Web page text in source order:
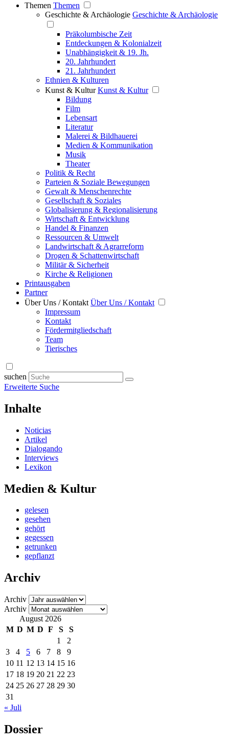
Themen Themen
Geschichte & Archäologie Geschichte & Archäologie
Präkolumbische Zeit
Entdeckungen & Kolonialzeit
Unabhängigkeit & 19. Jh.
20. Jahrhundert
21. Jahrhundert
Ethnien & Kulturen
Kunst & Kultur Kunst & Kultur
Bildung
Film
Lebensart
Literatur
Malerei & Bildhauerei
Medien & Kommunikation
Musik
Theater
Politik & Recht
Parteien & Soziale Bewegungen
Gewalt & Menschenrechte
Gesellschaft & Soziales
Globalisierung & Regionalisierung
Wirtschaft & Entwicklung
Handel & Finanzen
Ressourcen & Umwelt
Landwirtschaft & Agrarreform
Drogen & Schattenwirtschaft
Militär & Sicherheit
Kirche & Religionen
Printausgaben
Partner
Über Uns / Kontakt Über Uns / Kontakt
Impressum
Kontakt
Fördermitgliedschaft
Team
Tierisches
suchen
Erweiterte Suche
Inhalte
Noticias
Artikel
Dialogando
Interviews
Lexikon
Medien & Kultur
gelesen
gesehen
gehört
gegessen
getrunken
gepflanzt
Archiv
Archiv
Archiv
August 2026
M D M D F S
S
1
2
3
4 5 6 7 8
9
10 11 12 13 14 15 16
17 18 19 20 21 22 23
24 25 26 27 28 29 30
31
« Juli
Dossier